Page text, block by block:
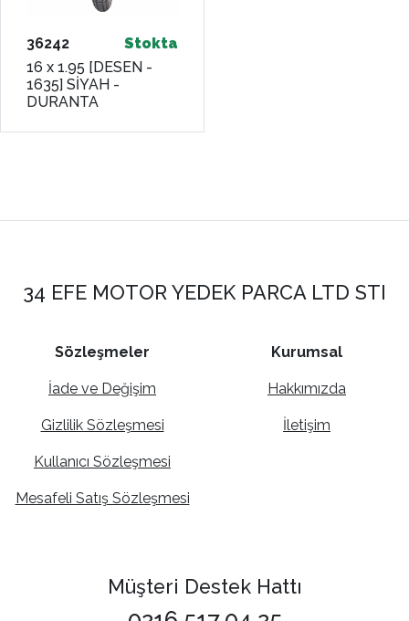
36242
Stokta
16 x 1.95 [DESEN -
1635] SİYAH -
DURANTA
34 EFE MOTOR YEDEK PARCA LTD STI
Sözleşmeler
İade ve Değişim
Gizlilik Sözleşmesi
Kullanıcı Sözleşmesi
Mesafeli Satış Sözleşmesi
Kurumsal
Hakkımızda
İletişim
Müşteri Destek Hattı